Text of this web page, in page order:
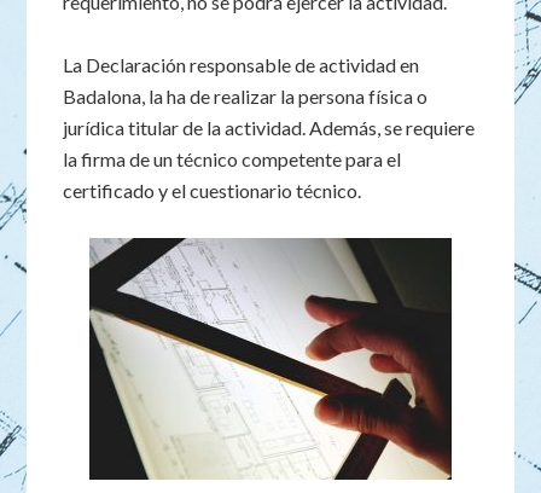
La Declaración responsable de actividad en
Badalona, la ha de realizar la persona física o
jurídica titular de la actividad. Además, se requiere
la firma de un técnico competente para el
certificado y el cuestionario técnico.